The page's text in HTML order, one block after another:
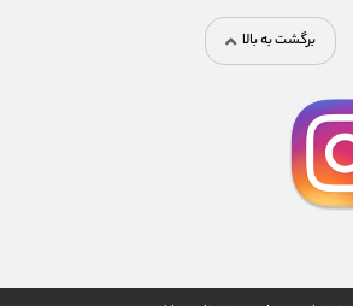
برگشت به بالا